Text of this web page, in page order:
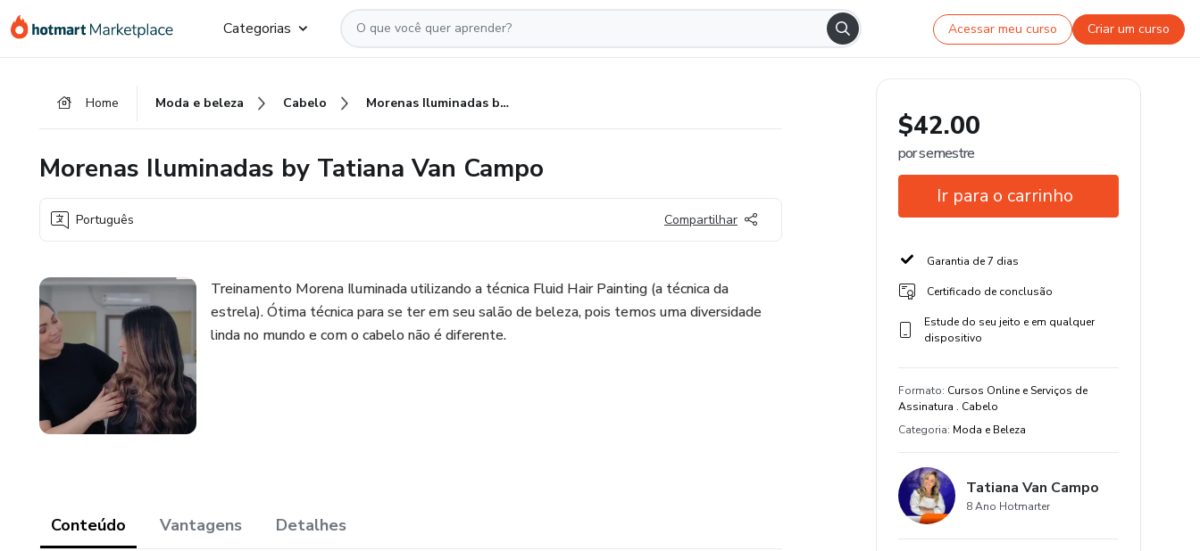
para
para
para
Categorias Acessar meu curso Criar um curso
Home Moda e beleza Cabelo Morenas Iluminadas by Tatiana Van Campo
Morenas Iluminadas by Tatiana Van Campo
Português Compartilhar
Treinamento Morena Iluminada utilizando a técnica Fluid Hair Painting (a técnica da
estrela). Ótima técnica para se ter em seu salão de beleza, pois temos uma diversidade
linda no mundo e com o cabelo não é diferente.
Conteúdo Vantagens Detalhes
$42.00
por semestre
Ir para o carrinho
Garantia de 7 dias
Certificado de conclusão
Estude do seu jeito e em qualquer
dispositivo
Formato: Cursos Online e Serviços de
Assinatura . Cabelo
Categoria: Moda e Beleza
Tatiana Van Campo
8 Ano Hotmarter